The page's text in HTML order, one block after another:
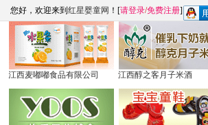
您好，欢迎来到 红星婴童网 ！[请登录/免费注册]
江西麦嘟嘟食品有限公司 江西醇之客月子米酒